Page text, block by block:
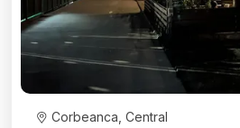
Corbeanca, Central